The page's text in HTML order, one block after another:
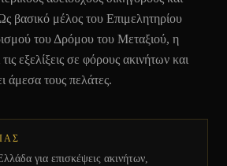
βασικό μέλος του Επιμελητηρίου
του Δρόμου του Μεταξιού, η
εξελίξεις σε φόρους ακινήτων και
άμεσα τους πελάτες.
για επισκέψεις ακινήτων,